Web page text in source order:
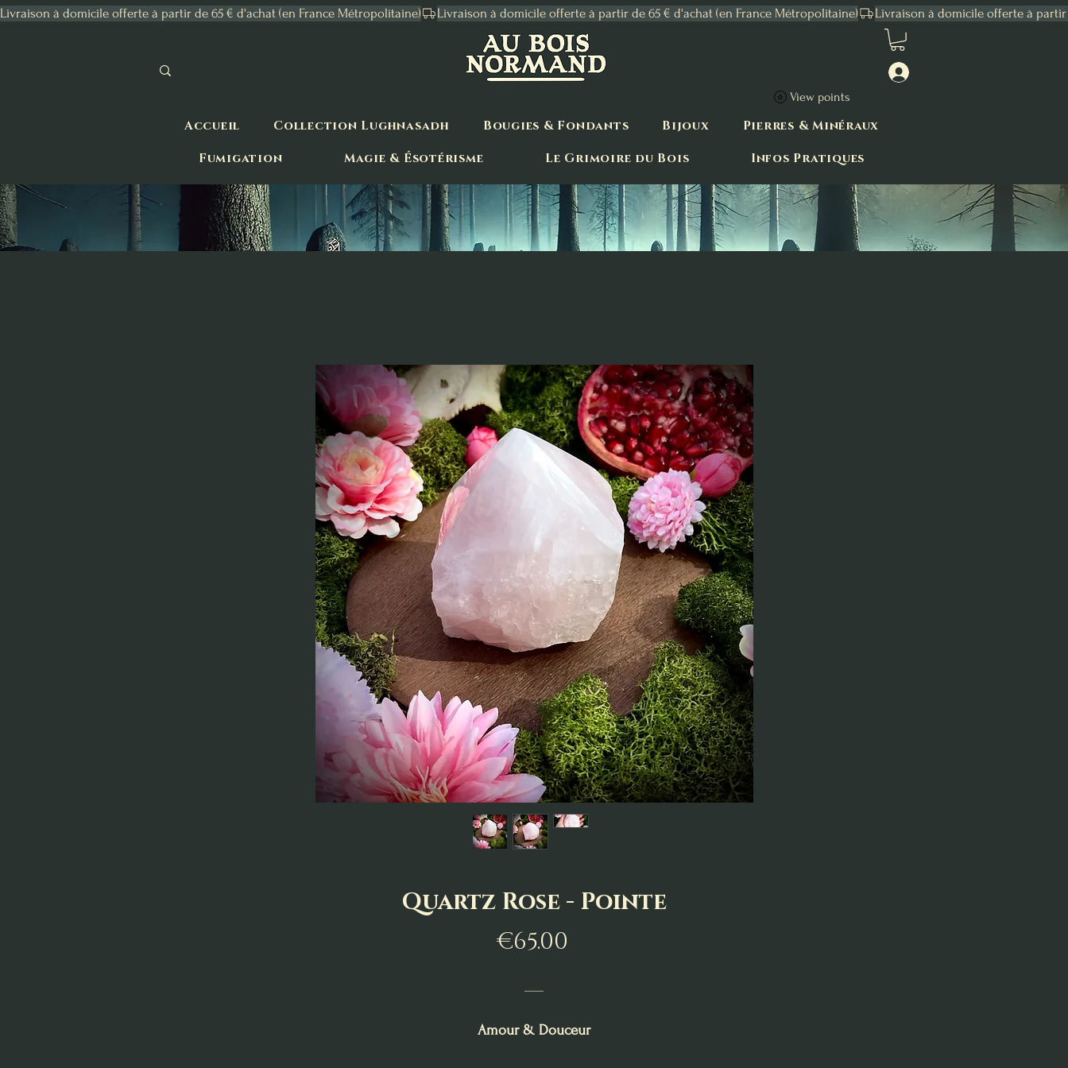
Livraison à domicile offerte à partir de 65 € d'achat (en France Métropolitaine)
Accueil Collection Lughnasadh Bougies & Fondants Bijoux
Pierres & Minéraux
Fumigation
Magie & Ésotérisme Le Grimoire du Bois Infos Pratiques
View points
Quartz Rose - Pointe
€65.00
Amour & Douceur